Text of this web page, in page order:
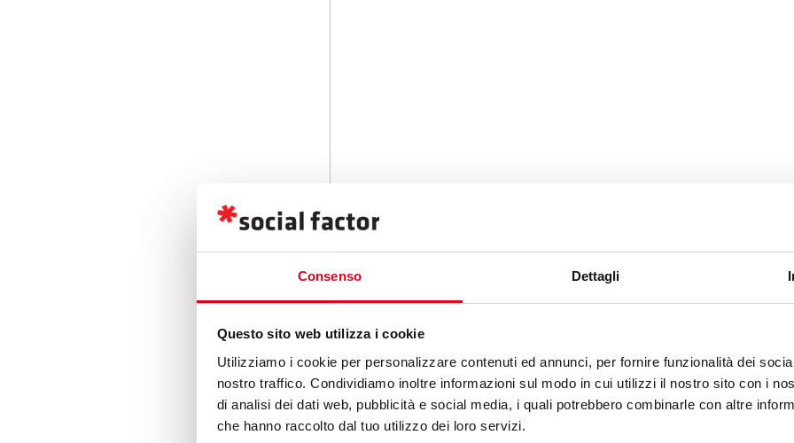
Consenso Dettagli
Questo sito web utilizza i cookie
Utilizziamo i cookie per personalizzare contenuti ed annunci, per fornire funzionalità dei
nostro traffico. Condividiamo inoltre informazioni sul modo in cui utilizzi il nostro sito con i
di analisi dei dati web, pubblicità e social media, i quali potrebbero combinarle con altre
che hanno raccolto dal tuo utilizzo dei loro servizi.
Ma queste non sono le uniche novità, ovviamente. Qualche giorno prima gli ingegneri
sono stati con le mani in mano e:
sono stati introdottiin Facebook Camera